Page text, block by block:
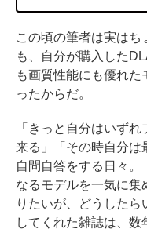
この頃の筆者は実は
も、自分が購入した
も画質性能にも優れ
ったからだ。
「きっと自分はいず
来る」「その時自分は
自問自答をする日々。
なるモデルを一気に
りたいが、どうしたら
してくれた雑誌は、数